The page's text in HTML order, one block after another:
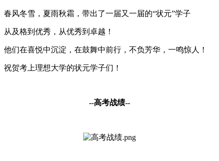
春风冬雪，夏雨秋霜，带出了一届又一届的“状元”学子
从及格到优秀，从优秀到卓越！
他们在喜悦中沉淀，在鼓舞中前行，不负芳华，一鸣惊人！
祝贺考上理想大学的状元学子们！
--高考战绩--